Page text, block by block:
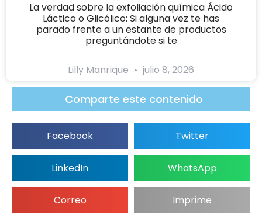
La verdad sobre la exfoliación química Ácido
Láctico o Glicólico: Si alguna vez te has
parado frente a un estante de productos
preguntándote si te
Lilly Manrique julio 8, 2026
Comparte este contenido
Facebook Twitter
LinkedIn WhatsApp
Correo Imprime